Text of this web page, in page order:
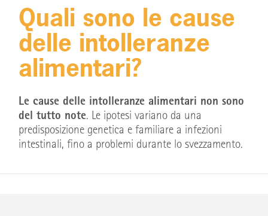
Quali sono le cause
delle intolleranze
alimentari?
Le cause delle intolleranze alimentari non sono
del tutto note. Le ipotesi variano da una
predisposizione genetica e familiare a infezioni
intestinali, fino a problemi durante lo svezzamento.